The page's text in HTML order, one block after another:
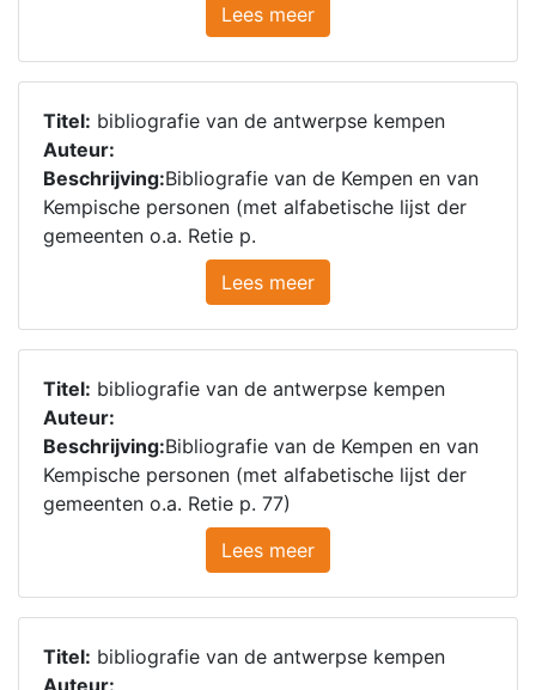
Lees meer
Titel: bibliografie van de antwerpse kempen
Auteur:
Beschrijving:Bibliografie van de Kempen en van
Kempische personen (met alfabetische lijst der
gemeenten o.a. Retie p.
Lees meer
Titel: bibliografie van de antwerpse kempen
Auteur:
Beschrijving:Bibliografie van de Kempen en van
Kempische personen (met alfabetische lijst der
gemeenten o.a. Retie p. 77)
Lees meer
Titel: bibliografie van de antwerpse kempen
Auteur: